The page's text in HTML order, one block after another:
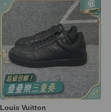
Louis Vuitton